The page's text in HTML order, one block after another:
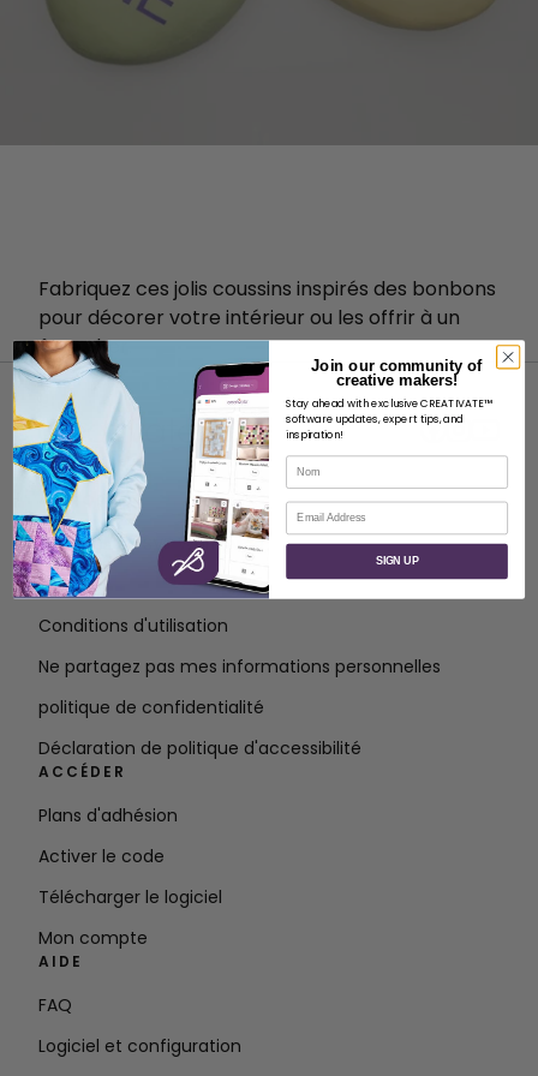
Fabriquez ces jolis coussins inspirés des bonbons
pour décorer votre intérieur ou les offrir à un
être cher.
À PROPOS
À propos de SVP Worldwide
Contact
Conditions d'utilisation
Ne partagez pas mes informations personnelles
politique de confidentialité
Déclaration de politique d'accessibilité
ACCÉDER
Plans d'adhésion
Activer le code
Télécharger le logiciel
Mon compte
AIDE
FAQ
Logiciel et configuration
Join our community of
creative makers!
Stay ahead with exclusive CREATIVATE™
software updates, expert tips, and
inspiration!
Nom
Courriel
SIGN UP